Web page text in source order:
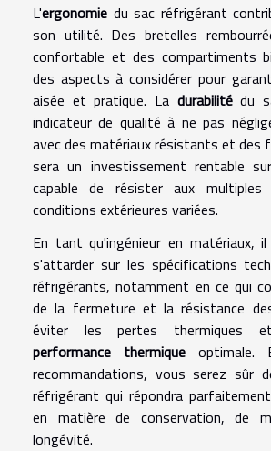
L'ergonomie du sac réfrigérant
son utilité. Des bretelles
confortable et des compartiments
des aspects à considérer pour
aisée et pratique. La durabilitédu
indicateur de qualité à ne pas
avec des matériaux résistants et des
sera un investissement rentable
capable de résister aux
conditions extérieures variées.
En tant qu'ingénieur en matériaux,
s'attarder sur les spécifications
réfrigérants, notamment en ce qui
de la fermeture et la résistance
éviter les pertes thermiques
performance thermique optimale.
recommandations, vous serez sûr
réfrigérant qui répondra
en matière de conservation, de
longévité.